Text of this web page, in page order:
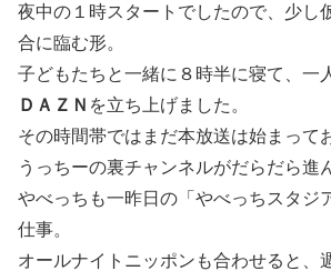
夜中の１時スタートでしたので、少し
合に臨む形。
子どもたちと一緒に８時半に寝て、一
ＤＡＺＮ を立ち上げました。
その時間帯ではまだ本放送は始まって
うっちーの裏チャンネルがだらだら進
やべっちも一昨日の「やべっちスタジ
仕事。
オールナイトニッポンも合わせると、